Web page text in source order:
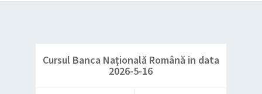
Cursul Banca Națională Română in data
2026-5-16